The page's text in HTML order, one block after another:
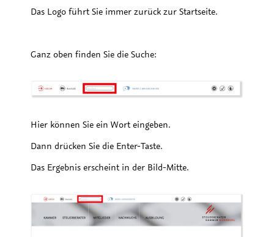
Das Logo führt Sie immer zurück zur Startseite.
Ganz oben finden Sie die Suche:
Hier können Sie ein Wort eingeben.
Dann drücken Sie die Enter-Taste.
Das Ergebnis erscheint in der Bild-Mitte.